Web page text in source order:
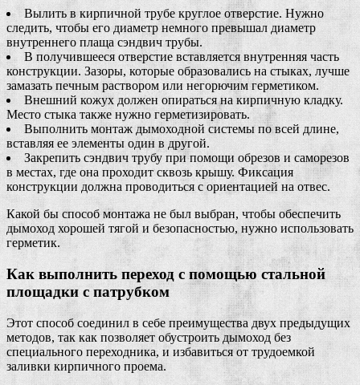
Вылить в кирпичной трубе круглое отверстие. Нужно
следить, чтобы его диаметр немного превышал диаметр
внутреннего плаща сэндвич трубы.
В получившееся отверстие вставляется внутренняя часть
конструкции. Зазоры, которые образовались на стыках, лучше
замазать печным раствором или негорючим герметиком.
Внешний кожух должен опираться на кирпичную кладку.
Место стыка также нужно герметизировать.
Выполнить монтаж дымоходной системы по всей длине,
вставляя ее элементы один в другой.
Закрепить сэндвич трубу при помощи обрезов и саморезов
в местах, где она проходит сквозь крышу. Фиксация
конструкции должна проводиться с ориентацией на отвес.
Какой бы способ монтажа не был выбран, чтобы обеспечить
дымоход хорошей тягой и безопасностью, нужно использовать
герметик.
Как выполнить переход с помощью стальной
площадки с патрубком
Этот способ соединил в себе преимущества двух предыдущих
методов, так как позволяет обустроить дымоход без
специального переходника, и избавиться от трудоемкой
заливки кирпичного проема.